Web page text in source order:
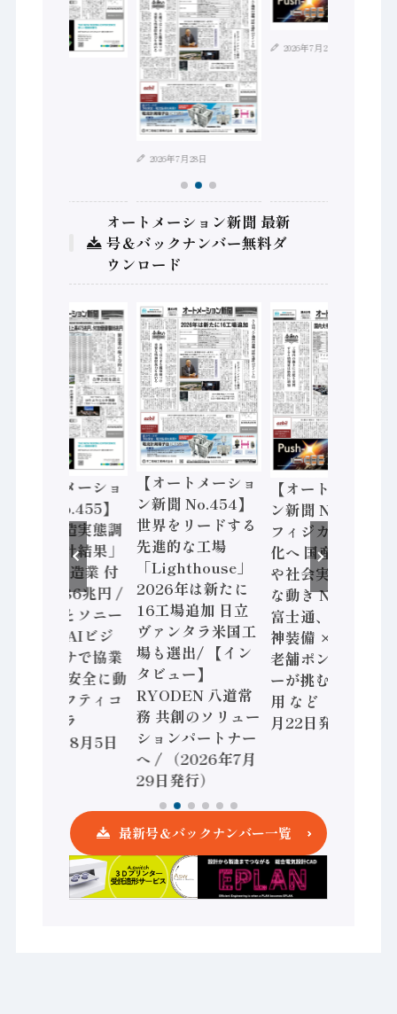
2026年7月28日
2026年7月21日
オートメーション新聞 最新
号＆バックナンバー無料ダ
ウンロード
【オートメーショ
ン新聞 No.455】
「経済構造実態調
査二次集計結果」
2024年製造業 付
加価値額86兆円 /
三菱電機とソニー
セミコン AIビジ
ョンセンサで協業
/ IDEC、安全に動
かすセーフティコ
ントローラ
（2026年8月5日
【オートメーショ
ン新聞 No.454】
世界をリードする
先進的な工場
「Lighthouse」
2026年は新たに
16工場追加 日立
ヴァンタラ米国工
場も選出/ 【イン
タビュー】
RYODEN 八道常
務 共創のソリュー
ションパートナー
へ / （2026年7月
29日発行）
【オートメーショ
ン新聞 No.453】
フィジカルAI本格
化へ 国産AI開発
や社会実装に活発
な動き Noetra、
富士通、日立 / 兵
神装備 × HMS、
老舗ポンプメーカ
ーが挑むデータ活
用 など（2026年7
月22日発行）
最新号＆バックナンバー一覧